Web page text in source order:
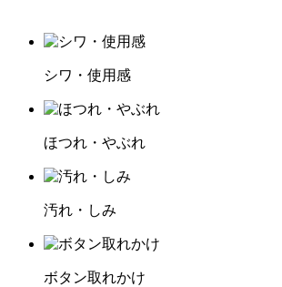
シワ・使用感
ほつれ・やぶれ
汚れ・しみ
ボタン取れかけ